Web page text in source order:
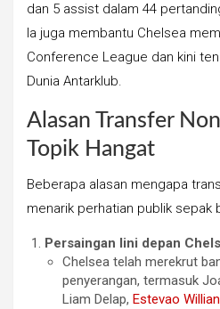
dan 5 assist dalam 44
Ia juga membantu Chelsea
Conference League dan kini
Dunia Antarklub.
Alasan Transfer
Topik Hangat
Beberapa alasan mengapa
menarik perhatian publik sepak
Persaingan lini depan
Chelsea telah merekrut
penyerangan, termasuk
Liam Delap, Estevao Willian